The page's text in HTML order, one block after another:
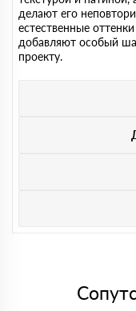
делают его
естественные
добавляют особый
проекту.